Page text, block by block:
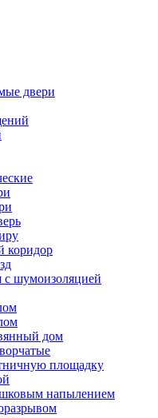
двери
коридор
с шумоизоляцией
дом
площадку
напылением